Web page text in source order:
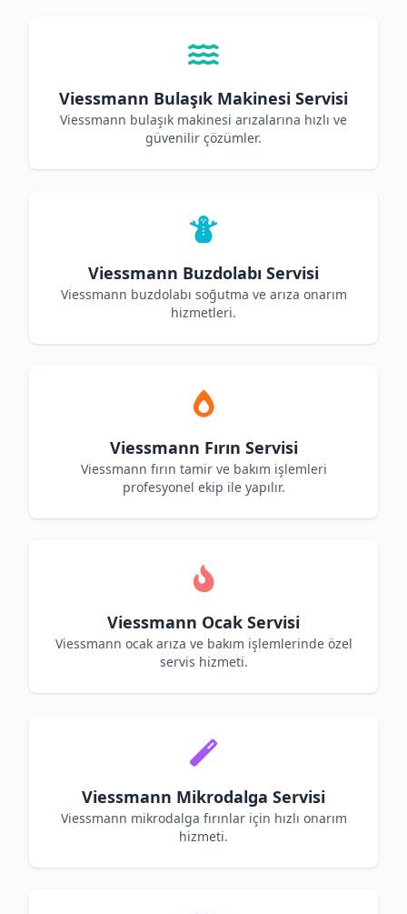
Viessmann Bulaşık Makinesi Servisi
Viessmann bulaşık makinesi arızalarına hızlı ve
güvenilir çözümler.
Viessmann Buzdolabı Servisi
Viessmann buzdolabı soğutma ve arıza onarım
hizmetleri.
Viessmann Fırın Servisi
Viessmann fırın tamir ve bakım işlemleri
profesyonel ekip ile yapılır.
Viessmann Ocak Servisi
Viessmann ocak arıza ve bakım işlemlerinde özel
servis hizmeti.
Viessmann Mikrodalga Servisi
Viessmann mikrodalga fırınlar için hızlı onarım
hizmeti.